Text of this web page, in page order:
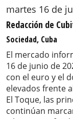
martes 16 de
Redacción de
Sociedad, Cuba
El mercado
16 de junio de
con el euro y el
elevados frente
El Toque, las
continúan